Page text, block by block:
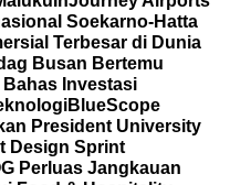
Soekarno-Hatta
Terbesar di Dunia
Busan Bertemu
Investasi
BlueScope
President University
Design Sprint
Perluas Jangkauan